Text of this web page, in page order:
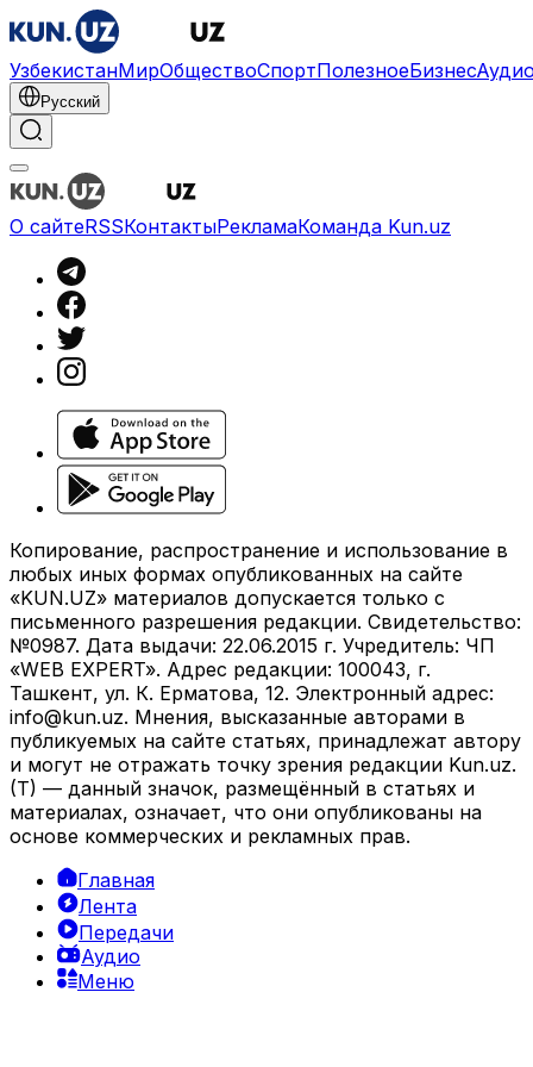
УзбекистанМирОбществоСпортПолезноеБизнес
Русский
О сайтеRSSКонтактыРекламаКоманда Kun.uz
Копирование, распространение и использование в
любых иных формах опубликованных на сайте
«KUN.UZ» материалов допускается только с
письменного разрешения редакции. Свидетельство:
№0987. Дата выдачи: 22.06.2015 г. Учредитель: ЧП
«WEB EXPERT». Адрес редакции: 100043, г.
Ташкент, ул. К. Ерматова, 12. Электронный адрес:
info@kun.uz. Мнения, высказанные авторами в
публикуемых на сайте статьях, принадлежат автору
и могут не отражать точку зрения редакции Kun.uz.
(T) — данный значок, размещённый в статьях и
материалах, означает, что они опубликованы на
основе коммерческих и рекламных прав.
Главная
Лента
Передачи
Аудио
Меню